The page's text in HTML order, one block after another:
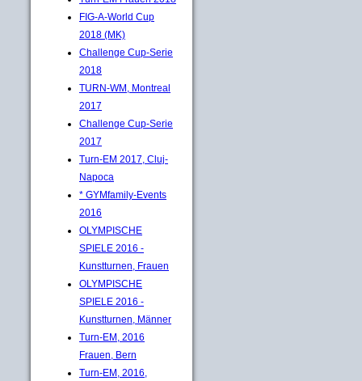
FIG-A-World Cup
2018 (MK)
Challenge Cup-Serie
2018
TURN-WM, Montreal
2017
Challenge Cup-Serie
2017
Turn-EM 2017, Cluj-
Napoca
* GYMfamily-Events
2016
OLYMPISCHE
SPIELE 2016 -
Kunstturnen, Frauen
OLYMPISCHE
SPIELE 2016 -
Kunstturnen, Männer
Turn-EM, 2016
Frauen, Bern
Turn-EM, 2016,